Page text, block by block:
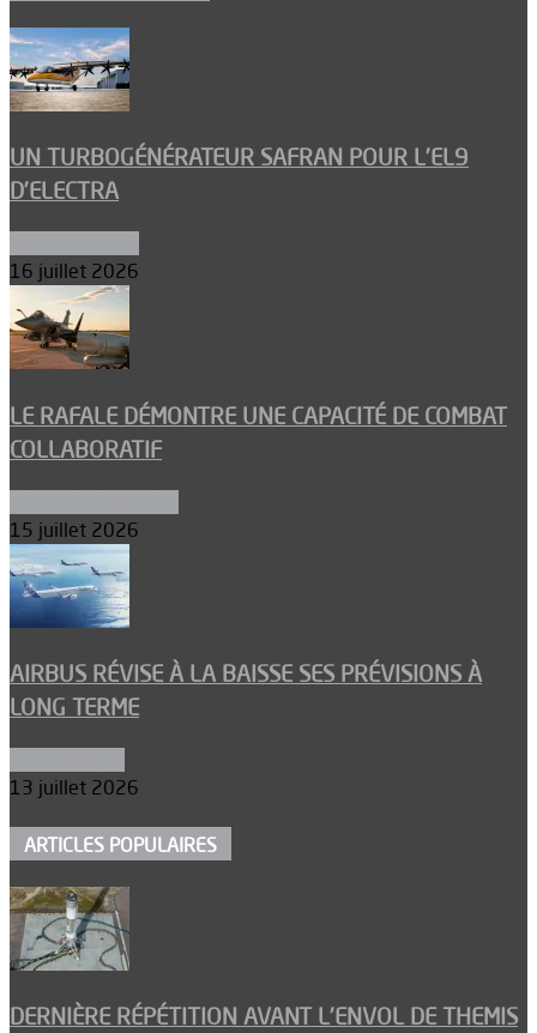
UN TURBOGÉNÉRATEUR SAFRAN POUR L’EL9
D’ELECTRA
16 juillet 2026
LE RAFALE DÉMONTRE UNE CAPACITÉ DE COMBAT
COLLABORATIF
15 juillet 2026
AIRBUS RÉVISE À LA BAISSE SES PRÉVISIONS À
LONG TERME
13 juillet 2026
ARTICLES POPULAIRES
DERNIÈRE RÉPÉTITION AVANT L’ENVOL DE THEMIS